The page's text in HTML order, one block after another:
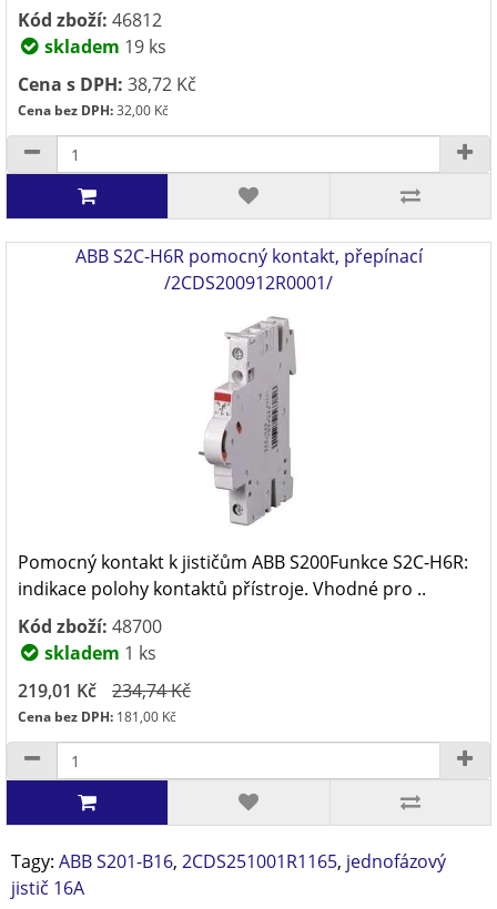
Kód zboží: 46812
skladem 19 ks
Cena s DPH: 38,72 Kč
Cena bez DPH:32,00 Kč
ABB S2C-H6R pomocný kontakt, přepínací
/2CDS200912R0001/
Pomocný kontakt k jističům ABB S200Funkce S2C-H6R:
indikace polohy kontaktů přístroje. Vhodné pro ..
Kód zboží: 48700
skladem 1 ks
219,01 Kč
234,74 Kč
Cena bez DPH: 181,00 Kč
Tagy: ABB S201-B16, 2CDS251001R1165, jednofázový
jistič 16A